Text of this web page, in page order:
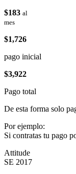
$183 al
mes
$1,726
pago inicial
$3,922
Pago total
De esta forma solo
Por ejemplo:
Si contratas tu pago
Attitude
SE 2017